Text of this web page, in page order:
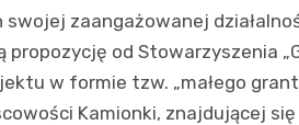
zaangażowanej
od Stowarzyszenia
w formie tzw. „małego
Kamionki, znajdującej się